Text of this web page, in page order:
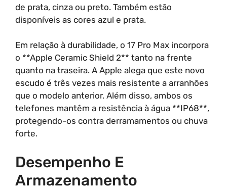
de prata, cinza ou preto. Também estão
disponíveis as cores azul e prata.
Em relação à durabilidade, o 17 Pro Max incorpora
o **Apple Ceramic Shield 2** tanto na frente
quanto na traseira. A Apple alega que este novo
escudo é três vezes mais resistente a arranhões
que o modelo anterior. Além disso, ambos os
telefones mantêm a resistência à água **IP68**,
protegendo-os contra derramamentos ou chuva
forte.
Desempenho E
Armazenamento